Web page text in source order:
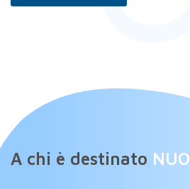
A chi è destinato NUO